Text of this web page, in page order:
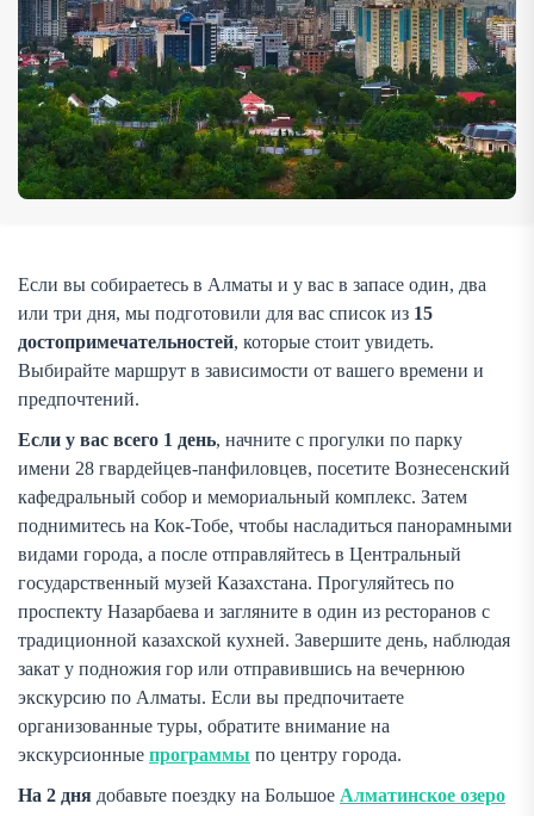
Если вы собираетесь в Алматы и у вас в запасе один, два
или три дня, мы подготовили для вас список из 15
достопримечательностей, которые стоит увидеть.
Выбирайте маршрут в зависимости от вашего времени и
предпочтений.
Если у вас всего 1 день, начните с прогулки по парку
имени 28 гвардейцев-панфиловцев, посетите Вознесенский
кафедральный собор и мемориальный комплекс. Затем
поднимитесь на Кок-Тобе, чтобы насладиться панорамными
видами города, а после отправляйтесь в Центральный
государственный музей Казахстана. Прогуляйтесь по
проспекту Назарбаева и загляните в один из ресторанов с
традиционной казахской кухней. Завершите день, наблюдая
закат у подножия гор или отправившись на вечернюю
экскурсию по Алматы. Если вы предпочитаете
организованные туры, обратите внимание на
экскурсионные программы по центру города.
На 2 дня добавьте поездку на Большое Алматинское озеро